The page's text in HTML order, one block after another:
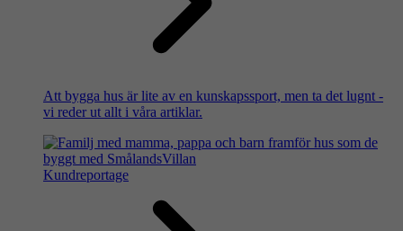
Att bygga hus är lite av en kunskapssport, men ta det lugnt -
vi reder ut allt i våra artiklar.
Kundreportage